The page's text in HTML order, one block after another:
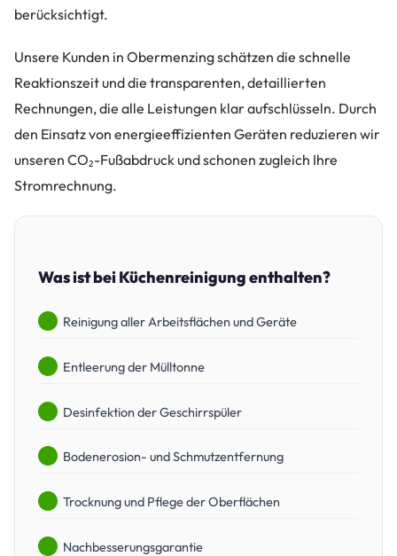
berücksichtigt.
Unsere Kunden in Obermenzing schätzen die schnelle
Reaktionszeit und die transparenten, detaillierten
Rechnungen, die alle Leistungen klar aufschlüsseln. Durch
den Einsatz von energieeffizienten Geräten reduzieren wir
unseren CO₂-Fußabdruck und schonen zugleich Ihre
Stromrechnung.
Was ist bei Küchenreinigung enthalten?
Reinigung aller Arbeitsflächen und Geräte
Entleerung der Mülltonne
Desinfektion der Geschirrspüler
Bodenerosion- und Schmutzentfernung
Trocknung und Pflege der Oberflächen
Nachbesserungsgarantie